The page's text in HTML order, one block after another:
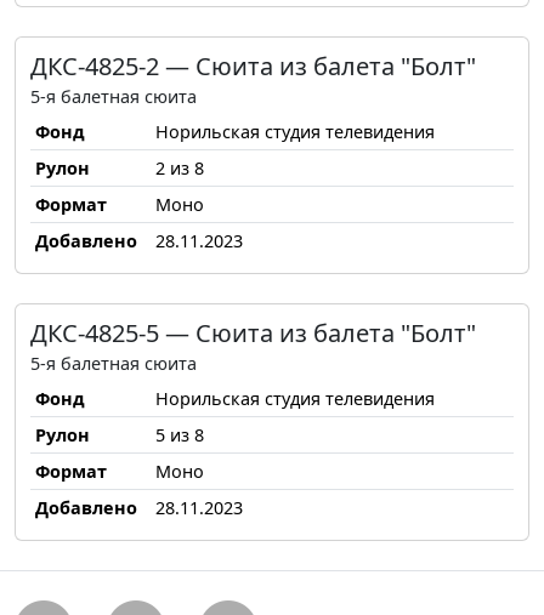
ДКС-4825-2 — Сюита из балета "Болт"
5-я балетная сюита
Фонд
Норильская студия телевидения
Рулон
2 из 8
Формат
Моно
Добавлено
28.11.2023
ДКС-4825-5 — Сюита из балета "Болт"
5-я балетная сюита
Фонд
Норильская студия телевидения
Рулон
5 из 8
Формат
Моно
Добавлено
28.11.2023